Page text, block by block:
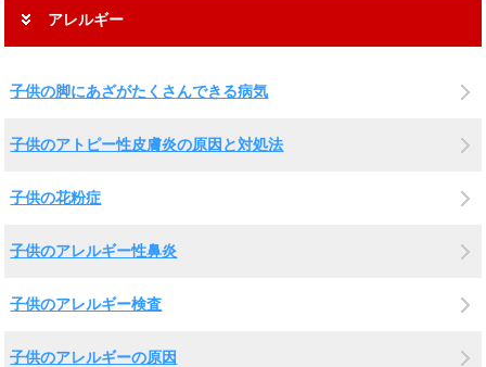
アレルギー
子供の脚にあざがたくさんできる病気
子供のアトピー性皮膚炎の原因と対処法
子供の花粉症
子供のアレルギー性鼻炎
子供のアレルギー検査
子供のアレルギーの原因